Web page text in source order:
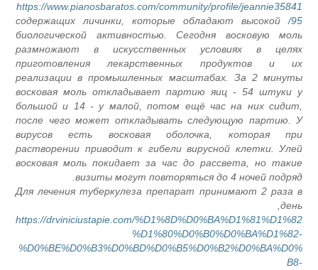
https://www.pianosbaratos.com/community/profile/jeannie35841
95/
содержащих личинки, которые обладают высокой
биологической активностью. Сегодня восковую моль
размножают в искусственных условиях в целях
приготовления лекарственных продуктов и их
реализации в промышленных масштабах. За 2 минуты
восковая моль откладывает партию яиц - 54 штуки у
большой и 14 - у малой, потом ещё час на них сидит,
после чего может откладывать следующую партию. У
вирусов есть восковая оболочка, которая при
растворении приводит к гибели вирусной клетки. Улей
восковая моль покидает за час до рассвета, но такие
визиты могут повторяться до 4 ночей подряд.
Для лечения туберкулеза препарат принимают 2 раза в
день,
https://drviniciustapie.com/%D1%8D%D0%BA%D1%81%D1%82
%D1%80%D0%B0%D0%BA%D1%82-
%D0%BE%D0%B3%D0%BD%D0%B5%D0%B2%D0%BA%D0%
B8-